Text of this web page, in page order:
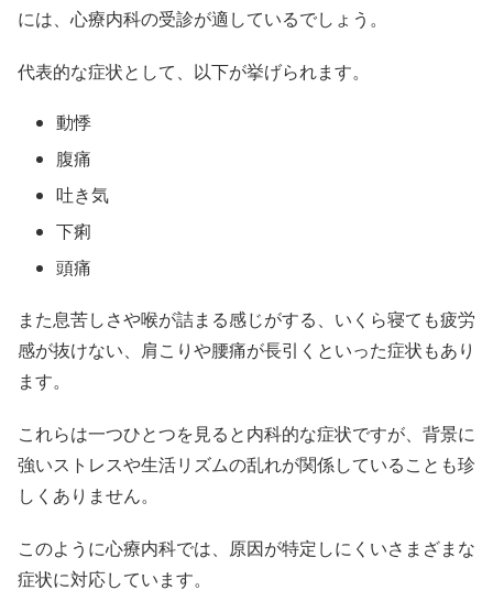
には、心療内科の受診が適しているでしょう。
代表的な症状として、以下が挙げられます。
動悸
腹痛
吐き気
下痢
頭痛
また息苦しさや喉が詰まる感じがする、いくら寝ても疲労
感が抜けない、肩こりや腰痛が長引くといった症状もあり
ます。
これらは一つひとつを見ると内科的な症状ですが、背景に
強いストレスや生活リズムの乱れが関係していることも珍
しくありません。
このように心療内科では、原因が特定しにくいさまざまな
症状に対応しています。